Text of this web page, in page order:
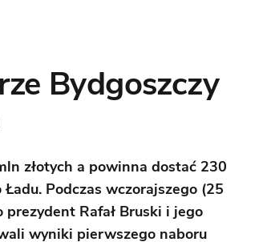
Bydgoszczy
złotych a powinna dostać 230
Podczas wczorajszego (25
Rafał Bruski i jego
wyniki pierwszego naboru